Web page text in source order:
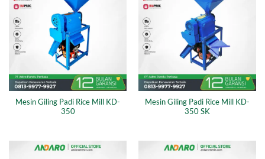
Mesin Giling Padi Rice Mill KD-
350
Mesin Giling Padi Rice Mill KD-
350 SK